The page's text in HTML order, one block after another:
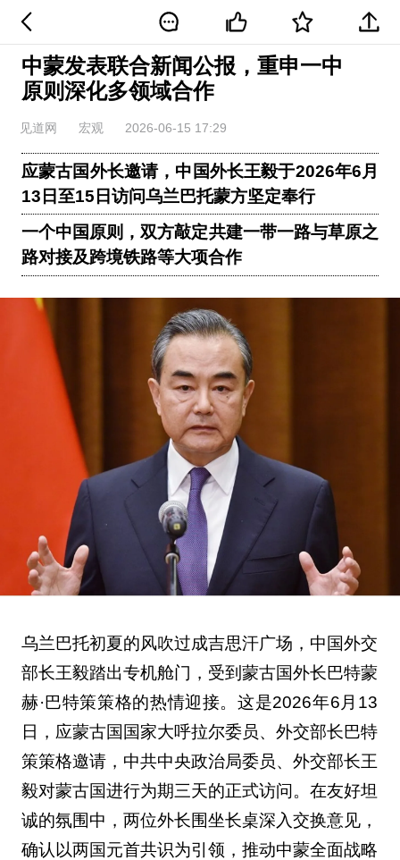
中蒙发表联合新闻公报，重申一中
原则深化多领域合作
见道网 宏观 2026-06-15 17:29
应蒙古国外长邀请，中国外长王毅于2026年6月
13日至15日访问乌兰巴托蒙方坚定奉行
一个中国原则，双方敲定共建一带一路与草原之
路对接及跨境铁路等大项合作
乌兰巴托初夏的风吹过成吉思汗广场，中国外交
部长王毅踏出专机舱门，受到蒙古国外长巴特蒙
赫·巴特策策格的热情迎接。这是2026年6月13
日，应蒙古国国家大呼拉尔委员、外交部长巴特
策策格邀请，中共中央政治局委员、外交部长王
毅对蒙古国进行为期三天的正式访问。在友好坦
诚的氛围中，两位外长围坐长桌深入交换意见，
确认以两国元首共识为引领，推动中蒙全面战略